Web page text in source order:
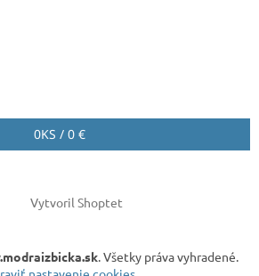
0KS / 0 €
Vytvoril Shoptet
. Všetky práva vyhradené.